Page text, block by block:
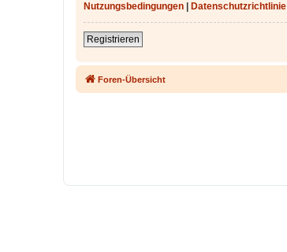
Nutzungsbedingungen
Datenschutzrichtlinie
Registrieren
Foren-Übersicht